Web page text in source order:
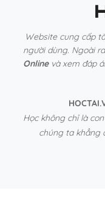
Website cung cấp
người dùng. Ngoài
Onlinevà xem đáp
Học không chỉ là
chúng ta khẳng